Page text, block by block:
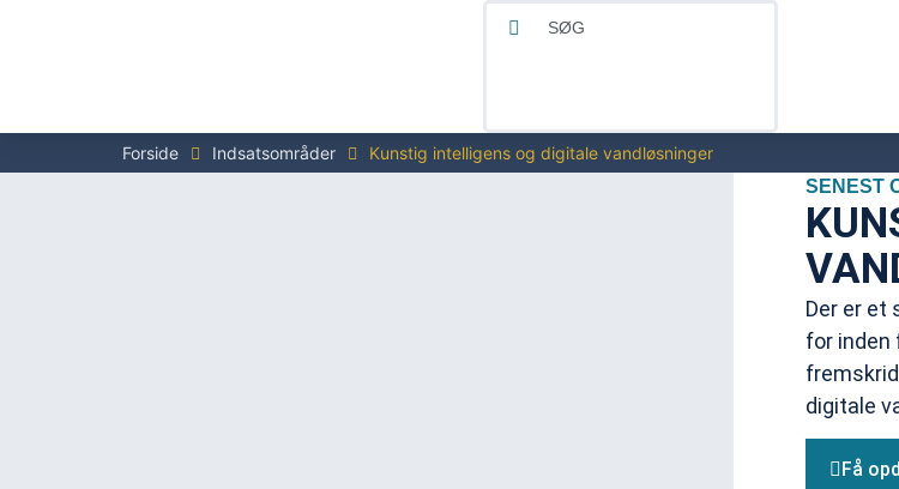
Forside Indsatsområder
Kunstig intelligens og digitale vandløsninger
SENEST
Der er et
for inden
digitale
Få